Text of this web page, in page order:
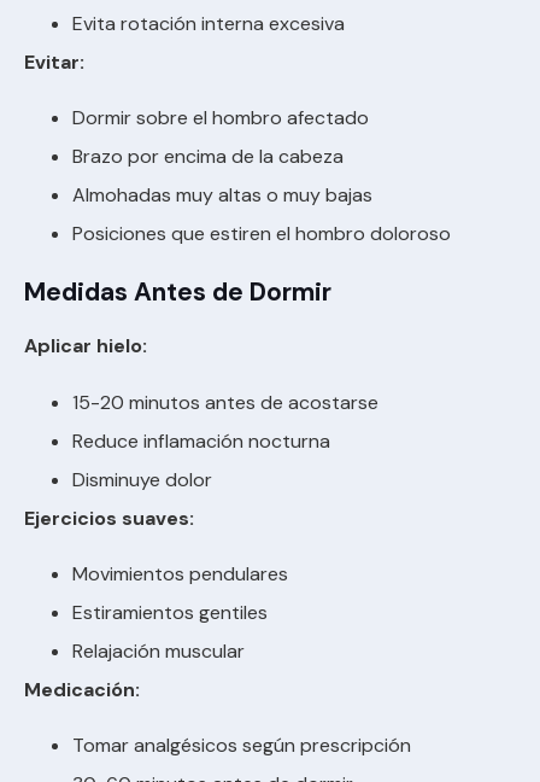
Evita rotación interna excesiva
Evitar:
Dormir sobre el hombro afectado
Brazo por encima de la cabeza
Almohadas muy altas o muy bajas
Posiciones que estiren el hombro doloroso
Medidas Antes de Dormir
Aplicar hielo:
15-20 minutos antes de acostarse
Reduce inflamación nocturna
Disminuye dolor
Ejercicios suaves:
Movimientos pendulares
Estiramientos gentiles
Relajación muscular
Medicación:
Tomar analgésicos según prescripción